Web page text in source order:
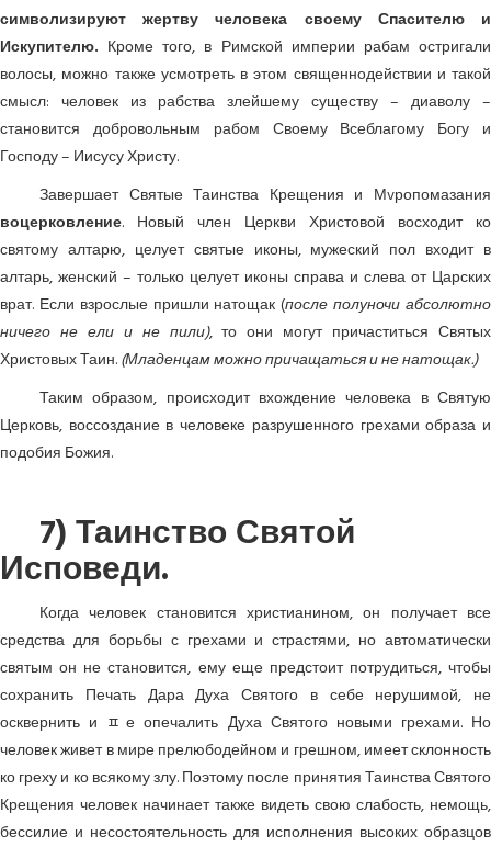
символизируют жертву человека своему Спасителю и
Искупителю. Кроме того, в Римской империи рабам остригали
волосы, можно также усмотреть в этом священнодействии и такой
смысл: человек из рабства злейшему существу – диаволу –
становится добровольным рабом Своему Всеблагому Богу и
Господу – Иисусу Христу.
Завершает Святые Таинства Крещения и Мvропомазания
воцерковление. Новый член Церкви Христовой восходит ко
святому алтарю, целует святые иконы, мужеский пол входит в
алтарь, женский – только целует иконы справа и слева от Царских
врат. Если взрослые пришли натощак (после полуночи абсолютно
ничего не ели и не пили), то они могут причаститься Святых
Христовых Таин.(Младенцам можно причащаться и не натощак.)
Таким образом, происходит вхождение человека в Святую
Церковь, воссоздание в человеке разрушенного грехами образа и
подобия Божия.
7) Таинство Святой
Исповеди.
Когда человек становится христианином, он получает все
средства для борьбы с грехами и страстями, но автоматически
святым он не становится, ему еще предстоит потрудиться, чтобы
сохранить Печать Дара Духа Святого в себе нерушимой, не
осквернить и ﾽе опечалить Духа Святого новыми грехами. Но
человек живет в мире прелюбодейном и грешном, имеет склонность
ко греху и ко всякому злу. Поэтому после принятия Таинства Святого
Крещения человек начинает также видеть свою слабость, немощь,
бессилие и несостоятельность для исполнения высоких образцов